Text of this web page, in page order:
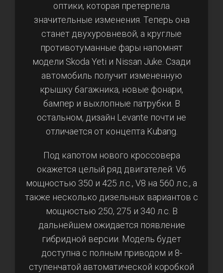
оптики, которая претерпела
значительные изменения. Теперь она
станет двухуровневой, а круглые
противотуманные фары напомнят
модели Skoda Yeti и Nissan Juke. Сзади
автомобиль получит измененную
крышку багажника, новые фонари,
бампер и выхлопные патрубки. В
остальном, дизайн Levante почти не
отличается от концепта Kubang.
Под капотом нового кроссовера
окажется целый ряд двигателей: V6
мощностью 350 и 425 л.с., V8 на 560 л.с., а
также несколько дизельных вариантов с
мощностью 250, 275 и 340 л.с. В
дальнейшем ожидается появление
гибридной версии. Модель будет
доступна с полным приводом и 8-
ступенчатой автоматической коробкой